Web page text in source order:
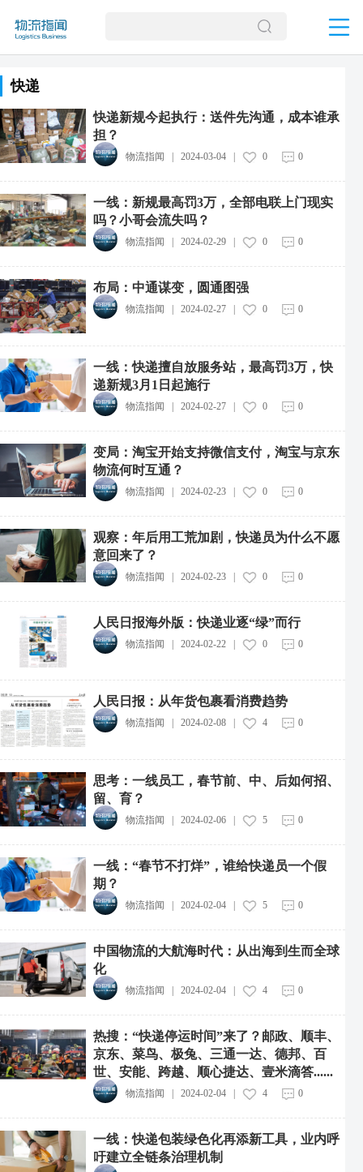
快递
快递新规今起执行：送件先沟通，成本谁承
担？
物流指闻 2024-03-04| 0 0
一线：新规最高罚3万，全部电联上门现实
吗？小哥会流失吗？
物流指闻 2024-02-29| 0 0
布局：中通谋变，圆通图强
物流指闻 2024-02-27| 0 0
一线：快递擅自放服务站，最高罚3万，快
递新规3月1日起施行
物流指闻 | 2024-02-27| 0 0
变局：淘宝开始支持微信支付，淘宝与京东
物流何时互通？
物流指闻 | 2024-02-23| 0 0
观察：年后用工荒加剧，快递员为什么不愿
意回来了？
物流指闻 | 2024-02-23| 0 0
人民日报海外版：快递业逐“绿”而行
物流指闻 | 2024-02-22| 0 0
人民日报：从年货包裹看消费趋势
物流指闻 2024-02-08| 4 0
思考：一线员工，春节前、中、后如何招、
留、育？
物流指闻 2024-02-06| 5 0
一线：“春节不打烊”，谁给快递员一个假
期？
物流指闻 2024-02-04| 5 0
中国物流的大航海时代：从出海到生而全球
化
物流指闻 2024-02-04| 4 0
热搜：“快递停运时间”来了？邮政、顺丰、
京东、菜鸟、极兔、三通一达、德邦、百
世、安能、跨越、顺心捷达、壹米滴答......
物流指闻 2024-02-04| 4 0
一线：快递包装绿色化再添新工具，业内呼
吁建立全链条治理机制